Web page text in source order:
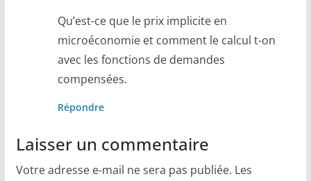
Qu’est-ce que le prix implicite en
microéconomie et comment le calcul t-on
avec les fonctions de demandes
compensées.
Répondre
Laisser un commentaire
Votre adresse e-mail ne sera pas publiée. Les